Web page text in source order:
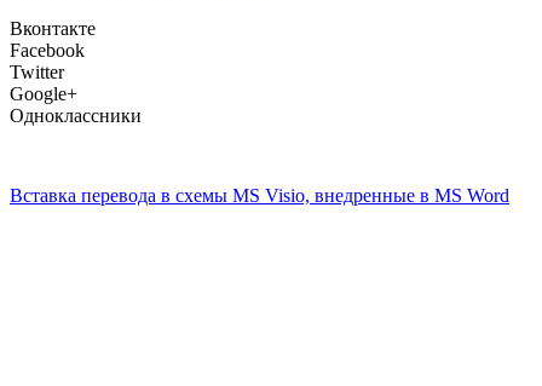
Вконтакте
Facebook
Twitter
Google+
Одноклассники
Вставка перевода в схемы MS Visio, внедренные в MS Word